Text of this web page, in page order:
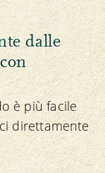
dalle
è più facile
direttamente